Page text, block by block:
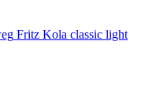
Fritz Kola classic light